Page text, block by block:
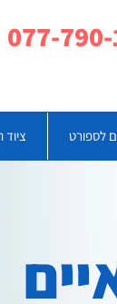
לספורט ציוד